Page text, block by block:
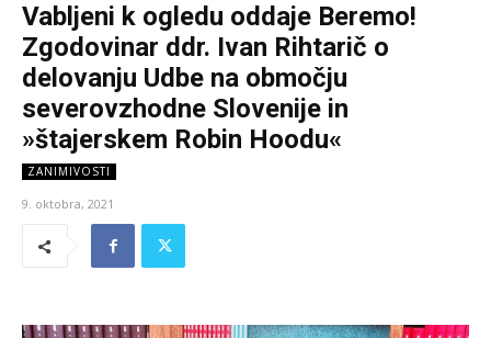
Vabljeni k ogledu oddaje Beremo!
Zgodovinar ddr. Ivan Rihtarič o
delovanju Udbe na območju
severovzhodne Slovenije in
»štajerskem Robin Hoodu«
ZANIMIVOSTI
9. oktobra, 2021